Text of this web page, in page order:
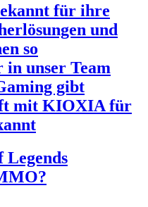
für ihre
und
so
unser Team
gibt
mit KIOXIA für
Legends